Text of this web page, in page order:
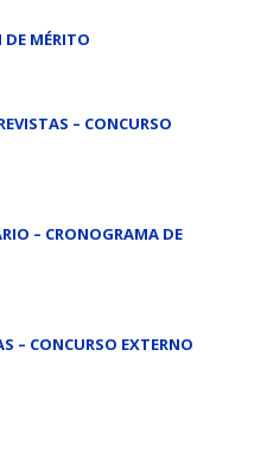
DE MÉRITO
– CONCURSO
– CRONOGRAMA DE
– CONCURSO EXTERNO